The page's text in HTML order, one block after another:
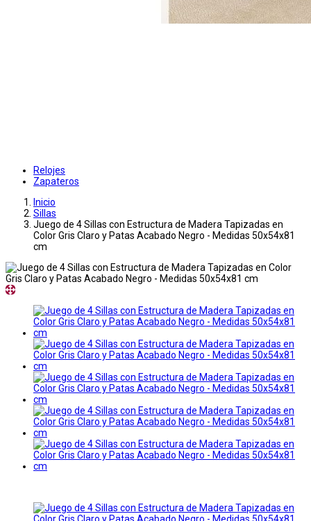
Relojes
Zapateros
Inicio
Sillas
Juego de 4 Sillas con Estructura de Madera Tapizadas en
Color Gris Claro y Patas Acabado Negro - Medidas 50x54x81
cm